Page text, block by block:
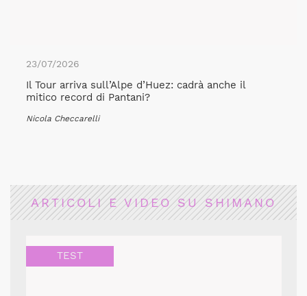
23/07/2026
Il Tour arriva sull’Alpe d’Huez: cadrà anche il
mitico record di Pantani?
Nicola Checcarelli
ARTICOLI E VIDEO SU SHIMANO
TEST